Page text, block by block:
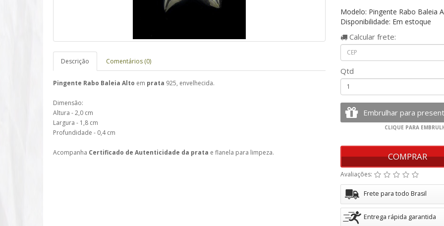
Descrição Comentários (0)
Pingente Rabo Baleia Alto em prata 925, envelhecida.
Dimensão:
Altura - 2,0 cm
Largura - 1,8 cm
Profundidade - 0,4 cm
Acompanha Certificado de Autenticidade da prata e flanela para limpeza.
Modelo: Pingente Rabo Baleia
Disponibilidade: Em estoque
Calcular frete:
Qtd
COMPRAR
Avaliações:
Frete para todo Brasil
Entrega rápida garantida